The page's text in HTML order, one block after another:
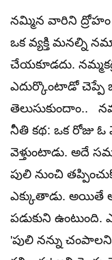
నమ్మిన వారిని ద్రోహం
ఒక వ్యక్తి మనల్ని
చేయకూడదు.
ఎదుర్కొంటాడో చెప్పే
తెలుసుకుందాం..
నీతి కథ: ఒక రోజు
వెళ్తుంటాడు. అదే
పులి నుంచి
ఎక్కుతాడు. అయితే
పడుకుని
'పులి నన్ను